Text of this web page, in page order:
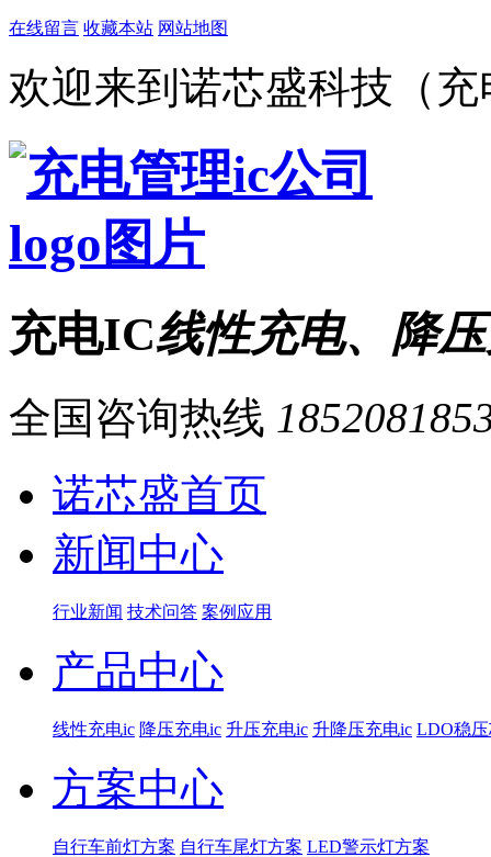
在线留言 收藏本站 网站地图
欢迎来到诺芯盛科技（
充电IC线性充电、降
全国咨询热线
诺芯盛首页
新闻中心
行业新闻 技术问答 案例应用
产品中心
线性充电ic 降压充电ic 升压充电ic 升降压充电ic LDO稳
方案中心
自行车前灯方案 自行车尾灯方案 LED警示灯方案